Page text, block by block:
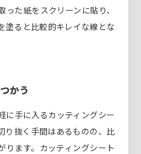
た紙をスクリーンに貼り、
塗ると比較的キレイな線とな
かう
に手に入るカッティングシー
り抜く手間はあるものの、比
ります。カッティングシート